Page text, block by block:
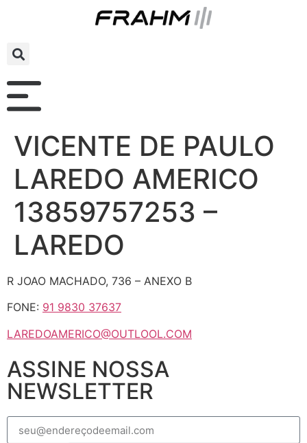
VICENTE DE PAULO
LAREDO AMERICO
13859757253 –
LAREDO
R JOAO MACHADO, 736 – ANEXO B
FONE: 91 9830 37637
LAREDOAMERICO@OUTLOOL.COM
ASSINE NOSSA
NEWSLETTER